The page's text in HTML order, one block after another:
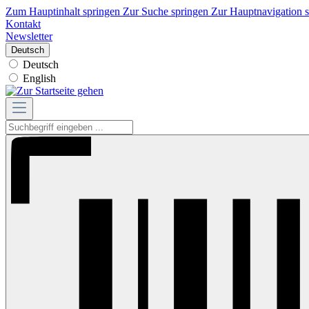
Zum Hauptinhalt springen Zur Suche springen Zur Hauptnavigation
Kontakt
Newsletter
Deutsch
Deutsch
English